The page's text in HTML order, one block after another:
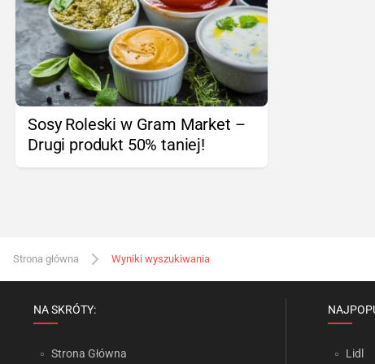
Sosy Roleski w Gram Market –
Drugi produkt 50% taniej!
Strona główna Wyniki wyszukiwania
NA SKRÓTY:
Strona Główna Lidl